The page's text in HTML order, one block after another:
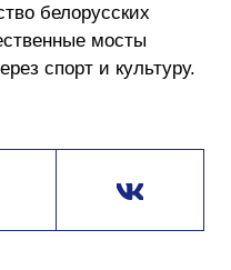
белорусских
мосты
спорт и культуру.